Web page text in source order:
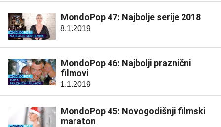
MondoPop 47: Najbolje serije 2018
8.1.2019
MondoPop 46: Najbolji praznični
filmovi
1.1.2019
MondoPop 45: Novogodišnji filmski
maraton